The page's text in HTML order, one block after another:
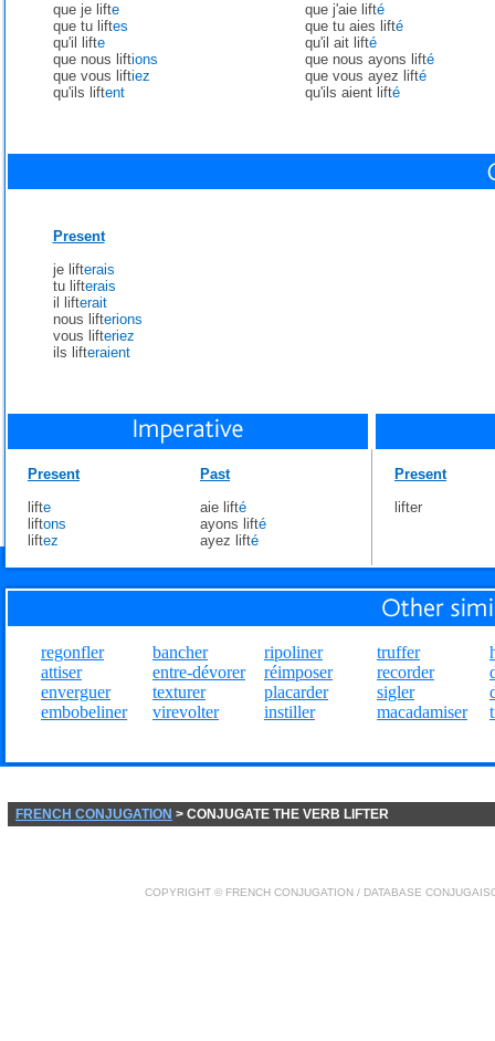
que je lifte
que tu liftes
qu'il lifte
que nous liftions
que vous liftiez
qu'ils liftent
que j'aie lifté
que tu aies lifté
qu'il ait lifté
que nous ayons lifté
que vous ayez lifté
qu'ils aient lifté
Present
je lifterais
tu lifterais
il lifterait
nous lifterions
vous lifteriez
ils lifteraient
Present
lifte
liftons
liftez
Past
aie lifté
ayons lifté
ayez lifté
Present
lifter
regonfler
attiser
enverguer
embobeliner
bancher
entre-dévorer
texturer
virevolter
ripoliner
réimposer
placarder
instiller
truffer
recorder
sigler
macadamiser
FRENCH CONJUGATION > CONJUGATE THE VERB LIFTER
COPYRIGHT © FRENCH CONJUGATION / DATABASE